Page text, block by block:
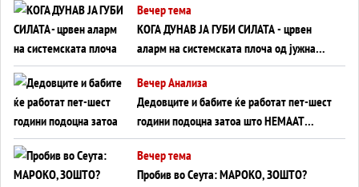
Вечер тема
КОГА ДУНАВ ЈА ГУБИ СИЛАТА - црвен
аларм на системската плоча од јужна
Германија до Црното Море...
Вечер Анализа
Дедовците и бабите ќе работат пет-шест
години подоцна затоа што НЕМААТ
ВНУЦИ ДА ГИ ЗАМЕНАТ
Вечер тема
Пробив во Сеута: МАРОКО, ЗОШТО?